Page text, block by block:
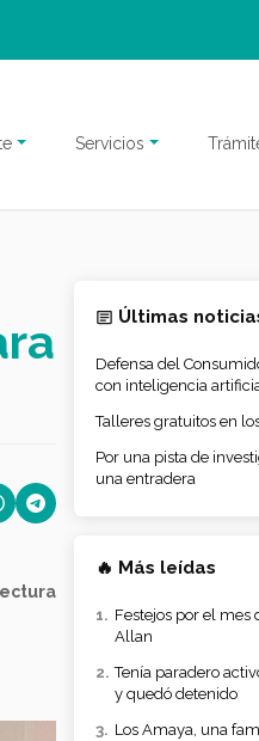
Servicios
Últimas
Defensa del
con inteligencia
Talleres gratuitos en
Por una pista de
una entradera
🔥 Más leídas
Festejos por el mes
Allan
Tenía paradero
y quedó detenido
Los Amaya, una